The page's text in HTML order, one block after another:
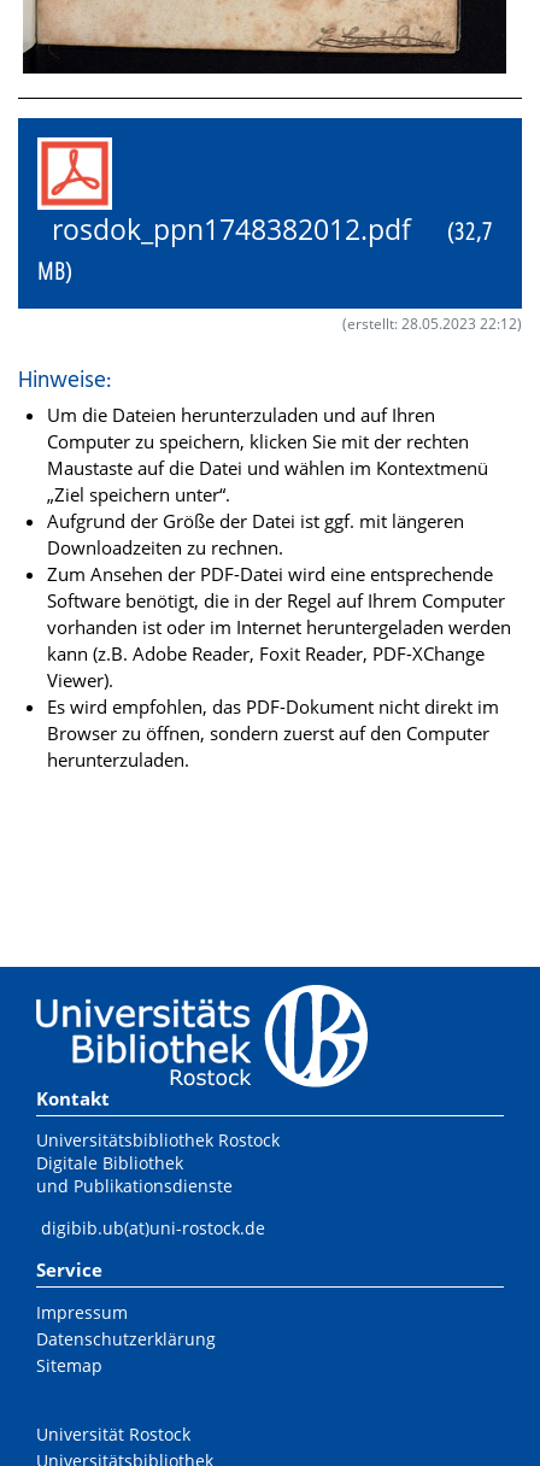
rosdok_ppn1748382012.pdf
(32,7
MB)
(erstellt: 28.05.2023 22:12)
Hinweise:
Um die Dateien herunterzuladen und auf Ihren
Computer zu speichern, klicken Sie mit der rechten
Maustaste auf die Datei und wählen im Kontextmenü
„Ziel speichern unter“.
Aufgrund der Größe der Datei ist ggf. mit längeren
Downloadzeiten zu rechnen.
Zum Ansehen der PDF-Datei wird eine entsprechende
Software benötigt, die in der Regel auf Ihrem Computer
vorhanden ist oder im Internet heruntergeladen werden
kann (z.B. Adobe Reader, Foxit Reader, PDF-XChange
Viewer).
Es wird empfohlen, das PDF-Dokument nicht direkt im
Browser zu öffnen, sondern zuerst auf den Computer
herunterzuladen.
Kontakt
Universitätsbibliothek Rostock
Digitale Bibliothek
und Publikationsdienste
digibib.ub(at)uni-rostock.de
Service
Impressum
Datenschutzerklärung
Sitemap
Universität Rostock
Universitätsbibliothek